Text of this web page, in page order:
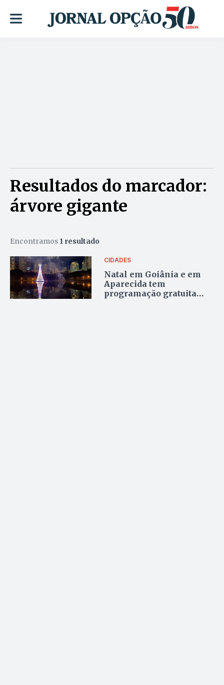
Resultados do marcador:
árvore gigante
Encontramos 1 resultado
CIDADES
Natal em Goiânia e em
Aparecida tem
programação gratuita